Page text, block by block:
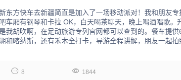
东方快车去新疆简直是加入了一场移动派对！我和朋友
车厢有钢琴和卡拉 OK，白天喝茶聊天，晚上喝酒唱歌
我胡吹啊，在足动旅游专列官网都可以查到的。餐车提
和喀纳斯，还有禾木全打卡，导游全程讲解，朋友一起
 8  1844